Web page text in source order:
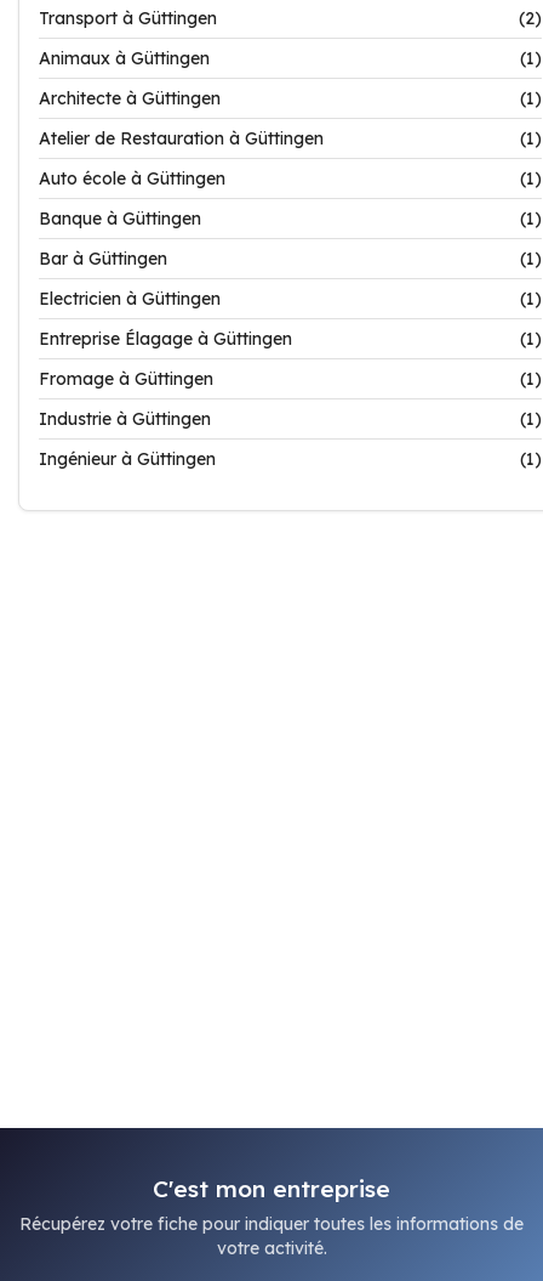
Transport à Güttingen
(2)
Animaux à Güttingen
(1)
Architecte à Güttingen
(1)
Atelier de Restauration à Güttingen
(1)
Auto école à Güttingen
(1)
Banque à Güttingen
(1)
Bar à Güttingen
(1)
Electricien à Güttingen
(1)
Entreprise Élagage à Güttingen
(1)
Fromage à Güttingen
(1)
Industrie à Güttingen
(1)
Ingénieur à Güttingen
(1)
C'est mon entreprise
Récupérez votre fiche pour indiquer toutes les informations de
votre activité.